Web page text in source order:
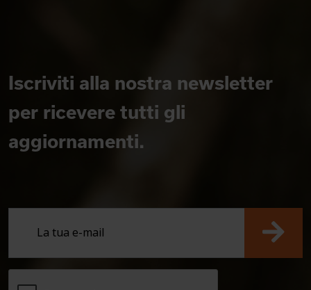
Iscriviti alla nostra newsletter
per ricevere tutti gli
aggiornamenti.